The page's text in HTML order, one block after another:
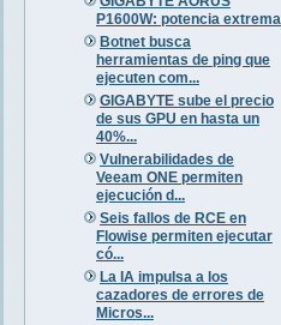
P1600W: potencia extrema
Botnet busca
herramientas de ping que
ejecuten com...
GIGABYTE sube el precio
de sus GPU en hasta un
40%...
Vulnerabilidades de
Veeam ONE permiten
ejecución d...
Seis fallos de RCE en
Flowise permiten ejecutar
có...
La IA impulsa a los
cazadores de errores de
Micros...